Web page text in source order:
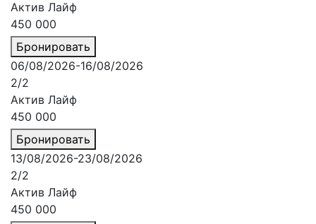
Актив Лайф
450 000
Бронировать
06/08/2026-16/08/2026
2/2
Актив Лайф
450 000
Бронировать
13/08/2026-23/08/2026
2/2
Актив Лайф
450 000